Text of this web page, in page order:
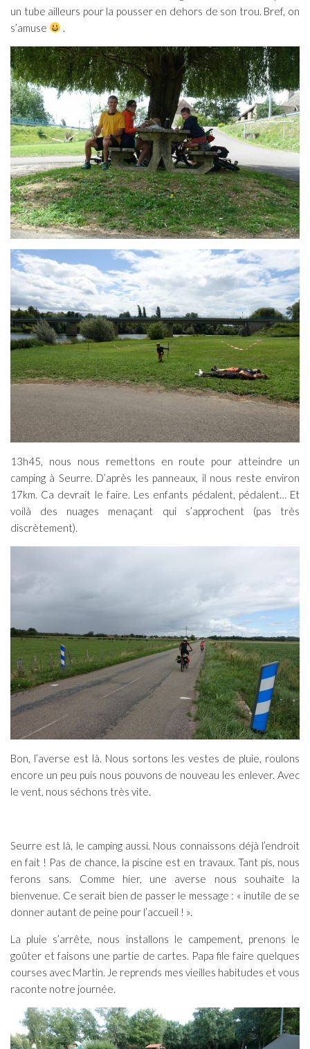
un tube ailleurs pour la pousser en dehors de son trou. Bref, on
s’amuse
.
13h45, nous nous remettons en route pour atteindre un
camping à Seurre. D’après les panneaux, il nous reste environ
17km. Ca devrait le faire. Les enfants pédalent, pédalent… Et
voilà des nuages menaçant qui s’approchent (pas très
discrètement).
Bon, l’averse est là. Nous sortons les vestes de pluie, roulons
encore un peu puis nous pouvons de nouveau les enlever. Avec
le vent, nous séchons très vite.
Seurre est là, le camping aussi. Nous connaissons déjà l’endroit
en fait ! Pas de chance, la piscine est en travaux. Tant pis, nous
ferons sans. Comme hier, une averse nous souhaite la
bienvenue. Ce serait bien de passer le message : « inutile de se
donner autant de peine pour l’accueil ! ».
La pluie s’arrête, nous installons le campement, prenons le
goûter et faisons une partie de cartes. Papa file faire quelques
courses avec Martin. Je reprends mes vieilles habitudes et vous
raconte notre journée.